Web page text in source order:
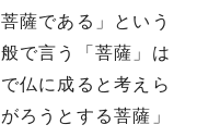
薩である」という
で言う「菩薩」は
仏に成ると考えら
ろうとする菩薩」